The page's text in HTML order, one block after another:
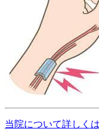
当院について詳しく